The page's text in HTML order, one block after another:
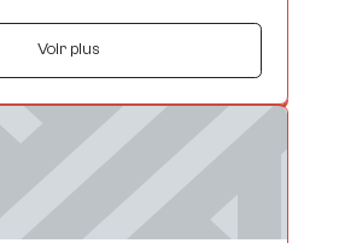
Voir plus